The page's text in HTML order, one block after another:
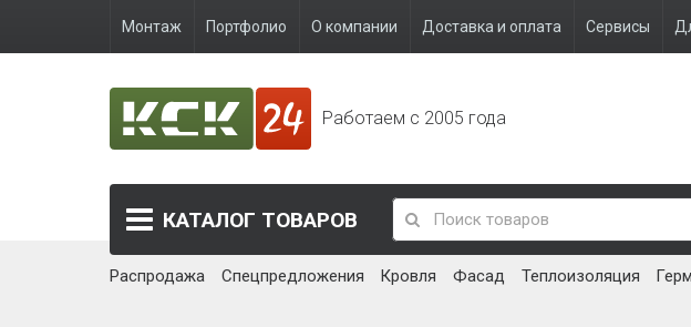
Монтаж Портфолио О компании Доставка и оплата Сервисы
Работаем с 2005 года
КАТАЛОГ ТОВАРОВ
Распродажа Спецпредложения Кровля Фасад Теплоизоляция